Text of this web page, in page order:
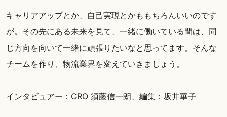
キャリアアップとか、自己実現とかももちろんいいのです
が。その先にある未来を見て、一緒に働いている間は、同
じ方向を向いて一緒に頑張りたいなと思ってます。そんな
チームを作り、物流業界を変えていきましょう。
インタビュアー：CRO 須藤信一朗、編集：坂井華子